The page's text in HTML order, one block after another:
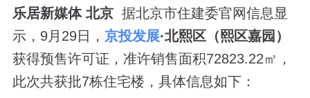
乐居新媒体 北京 据北京市住建委官网信息显
示，9月29日， 京投发展·北熙区（熙区嘉园）
获得预售许可证，准许销售面积72823.22㎡，
此次共获批7栋住宅楼，具体信息如下：